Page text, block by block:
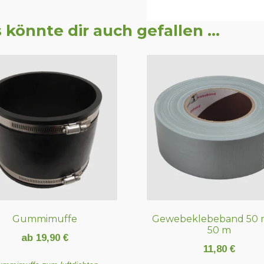
könnte dir auch gefallen …
Gummimuffe
ab 19,90 €
Gewebeklebeband 50
50 m
11,80€